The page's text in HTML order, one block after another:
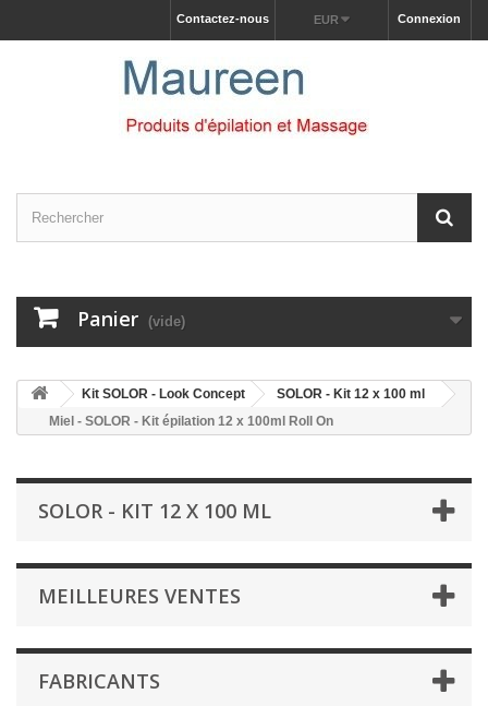
Connexion
EUR
Contactez-nous
Panier (vide)
Kit SOLOR - Look Concept
SOLOR - Kit 12 x 100 ml
Miel - SOLOR - Kit épilation 12 x 100ml Roll On
SOLOR - KIT 12 X 100 ML
MEILLEURES VENTES
FABRICANTS